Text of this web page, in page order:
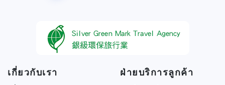
เกี่ยวกับเรา ฝ่ายบริการลูกค้า